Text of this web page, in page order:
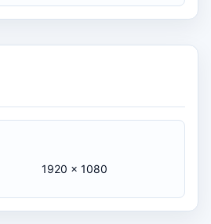
1920 x 1080